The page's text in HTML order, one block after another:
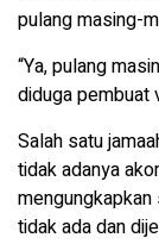
pulang masing-
“Ya, pulang
diduga pembuat
Salah satu
tidak adanya
tidak ada dan